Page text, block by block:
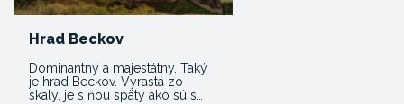
Hrad Beckov
Dominantný a majestátny. Taký
je hrad Beckov. Vyrastá zo
skaly, je s ňou spätý ako sú s…